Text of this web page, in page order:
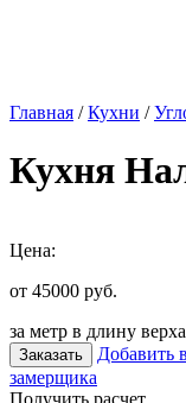
Главная /Кухни /
Кухня
Цена:
от 45000 руб.
за метр в длину
Заказать Добавить
замерщика
Получить расчет